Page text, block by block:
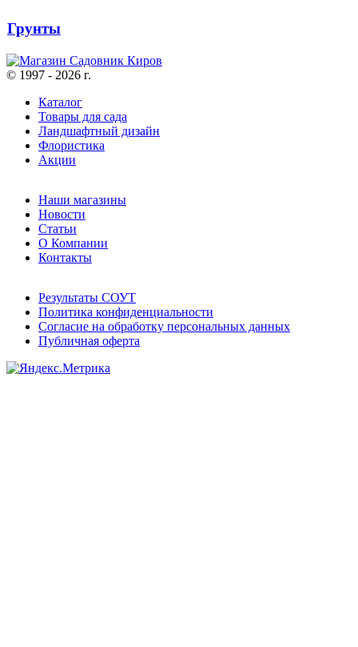
Грунты
© 1997 - 2026 г.
Каталог
Товары для сада
Ландшафтный дизайн
Флористика
Акции
Наши магазины
Новости
Статьи
О Компании
Контакты
Результаты СОУТ
Политика конфиденциальности
Согласие на обработку персональных данных
Публичная оферта